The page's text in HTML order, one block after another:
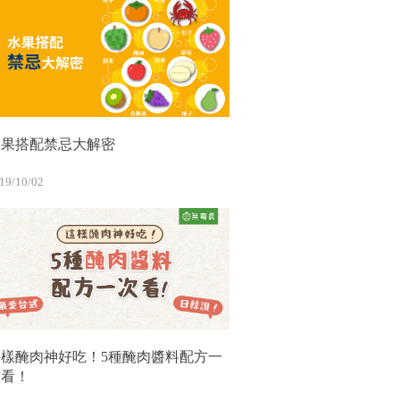
搭配禁忌大解密
10/02
醃肉神好吃！5種醃肉醬料配方一
！